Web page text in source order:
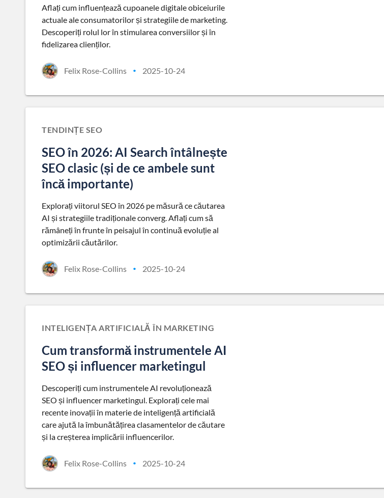
Aflați cum influențează cupoanele digitale obiceiurile
actuale ale consumatorilor și strategiile de marketing.
Descoperiți rolul lor în stimularea conversiilor și în
fidelizarea clienților.
Felix Rose-Collins • 2025-10-24
TENDINȚE SEO
SEO în 2026: AI Search întâlnește
SEO clasic (și de ce ambele sunt
încă importante)
Explorați viitorul SEO în 2026 pe măsură ce căutarea
AI și strategiile tradiționale converg. Aflați cum să
rămâneți în frunte în peisajul în continuă evoluție al
optimizării căutărilor.
Felix Rose-Collins • 2025-10-24
INTELIGENȚA ARTIFICIALĂ ÎN MARKETING
Cum transformă instrumentele AI
SEO și influencer marketingul
Descoperiți cum instrumentele AI revoluționează
SEO și influencer marketingul. Explorați cele mai
recente inovații în materie de inteligență artificială
care ajută la îmbunătățirea clasamentelor de căutare
și la creșterea implicării influencerilor.
Felix Rose-Collins • 2025-10-24